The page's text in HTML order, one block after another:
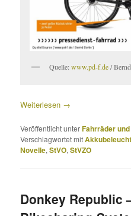
Quelle:www.pd-f.de/
Weiterlesen →
Veröffentlicht unterFahrräder
Verschlagwortet mit
Novelle,StVO,StVZO
Donkey Republic